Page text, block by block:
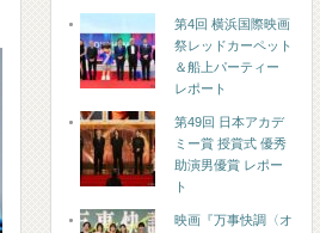
第4回 横浜国際映画
祭レッドカーペット
＆船上パーティー
レポート
第49回 日本アカデ
ミー賞 授賞式 優秀
助演男優賞 レポー
ト
映画『万事快調〈オ